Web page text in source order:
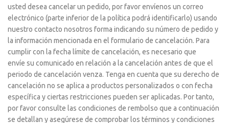
usted desea cancelar un pedido, por favor envíenos un correo
electrónico (parte inferior de la política podrá identificarlo) usando
nuestro contacto nosotros forma indicando su número de pedido y
la información mencionada en el formulario de cancelación. Para
cumplir con la fecha límite de cancelación, es necesario que
envíe su comunicado en relación a la cancelación antes de que el
periodo de cancelación venza. Tenga en cuenta que su derecho de
cancelación no se aplica a productos personalizados o con fecha
específica y ciertas restricciones pueden ser aplicadas. Por tanto,
por favor consulte las condiciones de rembolso que a continuación
se detallan y asegúrese de comprobar los términos y condiciones